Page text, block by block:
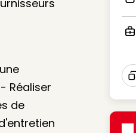
Réaliser
de